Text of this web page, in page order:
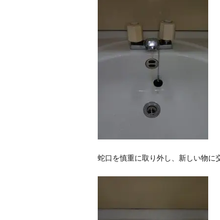
蛇口を慎重に取り外し、新しい物に